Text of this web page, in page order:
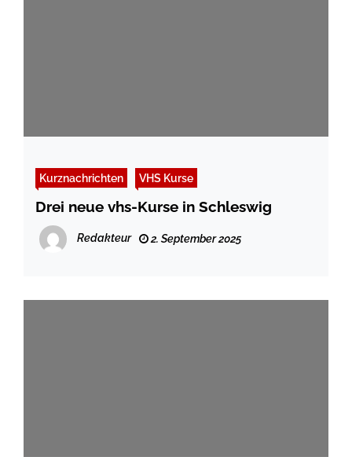
Kurznachrichten VHS Kurse
Drei neue vhs-Kurse in Schleswig
Redakteur 2. September 2025